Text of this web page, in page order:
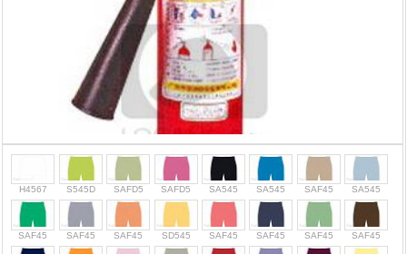
H4567 S545D SAFD5 SAFD5 SA545 SA545 SAF45 SA545
SAF45 SAF45 SAF45 SD545 SAF45 SAF45 SAF45 SAF45
Cọc giao thông, rào chắn công trình
Bình chữa cháy, cứu hỏa
Chính sách bảo mật thông tin